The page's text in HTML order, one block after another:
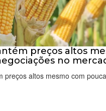
preços altos
no
preços altos mesmo com